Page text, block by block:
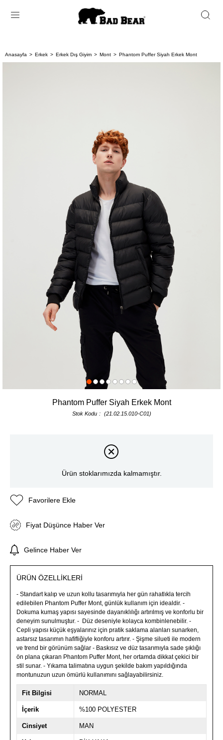
Anasayfa Erkek Erkek Dış Giyim Mont Phantom Puffer Siyah Erkek Mont
Phantom Puffer Siyah Erkek Mont
Stok Kodu (21.02.15.010-C01)
Ürün stoklarımızda kalmamıştır.
Favorilere Ekle
Fiyat Düşünce Haber Ver
Gelince Haber Ver
ÜRÜN ÖZELLIKLERI
- Standart kalıp ve uzun kollu tasarımıyla her gün rahatlıkla tercih
edilebilen Phantom Puffer Mont, günlük kullanım için idealdir. -
Dokuma kumaş yapısı sayesinde dayanıklılığı artırılmış ve konforlu bir
deneyim sunulmuştur. - Düz deseniyle kolayca kombinlenebilir. -
Cepli yapısı küçük eşyalarınız için pratik saklama alanları sunarken,
astarsız tasarımın hafifliğiyle konforu artırır. - Şişme silueti ile modern
ve trend bir görünüm sağlar - Baskısız ve düz tasarımıyla sade şıklığı
ön plana çıkaran Phantom Puffer Mont, her ortamda dikkat çekici bir
stil sunar. - Yıkama talimatına uygun şekilde bakım yapıldığında
montunuzun uzun ömürlü kullanımını sağlayabilirsiniz.
Fit Bilgisi NORMAL
İçerik %100 POLYESTER
Cinsiyet MAN